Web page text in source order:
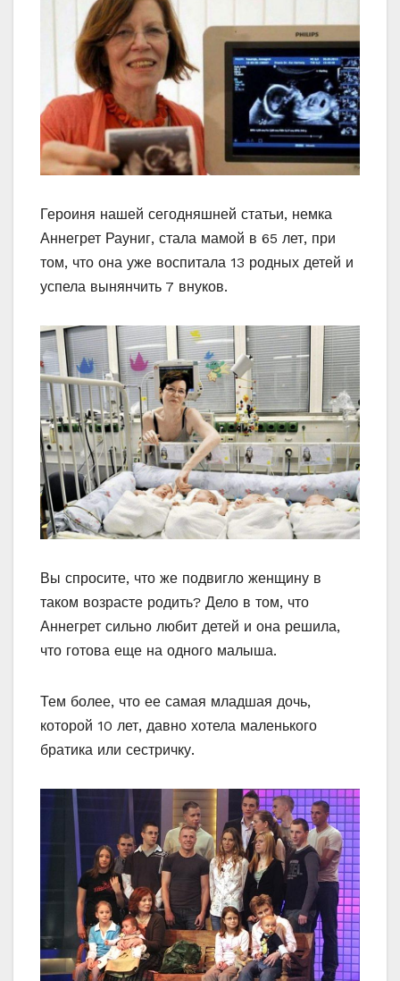
Героиня нашей сегодняшней статьи, немка
Аннегрет Рауниг, стала мамой в 65 лет, при
том, что она уже воспитала 13 родных детей и
успела вынянчить 7 внуков.
Вы спросите, что же подвигло женщину в
таком возрасте родить? Дело в том, что
Аннегрет сильно любит детей и она решила,
что готова еще на одного малыша.
Тем более, что ее самая младшая дочь,
которой 10 лет, давно хотела маленького
братика или сестричку.